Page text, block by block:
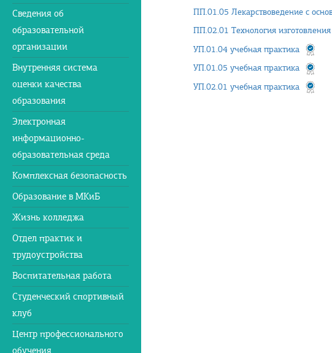
Сведения об
образовательной
организации
Внутренняя система
оценки качества
образования
Электронная
информационно-
образовательная среда
Комплексная безопасность
Образование в МКиБ
Жизнь колледжа
Отдел практик и
трудоустройства
Воспитательная работа
Студенческий спортивный
клуб
Центр профессионального
обучения
ПП.01.05 Лекарствоведение с
ПП.02.01 Технология
УП.01.04 учебная практика
УП.01.05 учебная практика
УП.02.01 учебная практика